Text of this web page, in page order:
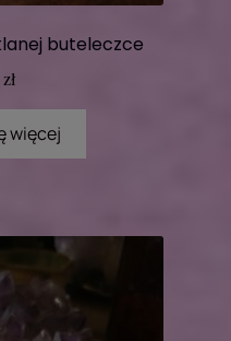
buteleczce
zł
więcej